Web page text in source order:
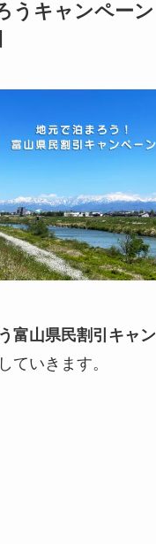
うキャンペー
富山県民割引キャ
ていきます。